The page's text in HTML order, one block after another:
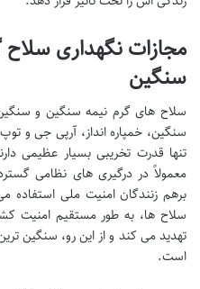
مجازات نگهداری
سنگین
سلاح های گرم نیمه سنگین و
سنگین، خمپاره انداز، آرپی جی و
تنها قدرت تخریبی بسیار عظیمی
معمولاً در درگیری های نظامی
برهم زنندگان امنیت ملی استفاده
سلاح ها، به طور مستقیم امنیت
تهدید می کند و از این رو، سنگین
است.